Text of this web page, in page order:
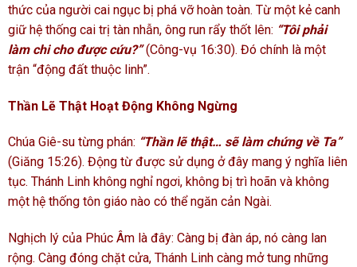
thức của người cai ngục bị phá vỡ hoàn toàn. Từ một kẻ canh
giữ hệ thống cai trị tàn nhẫn, ông run rẩy thốt lên: “Tôi phải
làm chi cho được cứu?” (Công-vụ 16:30). Đó chính là một
trận “động đất thuộc linh”.
Thần Lẽ Thật Hoạt Động Không Ngừng
Chúa Giê-su từng phán: “Thần lẽ thật… sẽ làm chứng về Ta”
(Giăng 15:26). Động từ được sử dụng ở đây mang ý nghĩa liên
tục. Thánh Linh không nghỉ ngơi, không bị trì hoãn và không
một hệ thống tôn giáo nào có thể ngăn cản Ngài.
Nghịch lý của Phúc Âm là đây: Càng bị đàn áp, nó càng lan
rộng. Càng đóng chặt cửa, Thánh Linh càng mở tung những